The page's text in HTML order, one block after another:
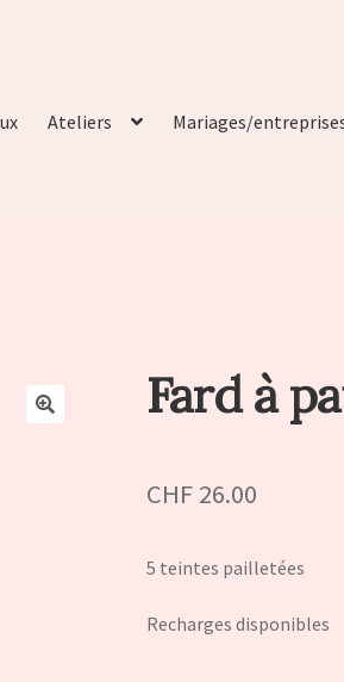
Ateliers Mariages/
Fard à
CHF26.00
5 teintes pailletées
Recharges disponibles